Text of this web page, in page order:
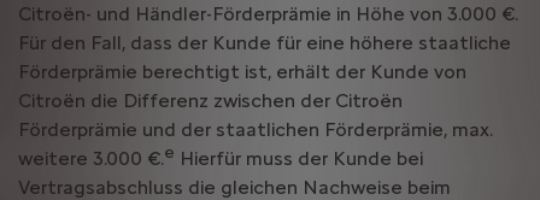
Citroën- und Händler-Förderprämie in Höhe von 3.000 €.
Für den Fall, dass der Kunde für eine höhere staatliche
Förderprämie berechtigt ist, erhält der Kunde von
Citroën die Differenz zwischen der Citroën
Förderprämie und der staatlichen Förderprämie, max.
weitere 3.000 €.e Hierfür muss der Kunde bei
Vertragsabschluss die gleichen Nachweise beim